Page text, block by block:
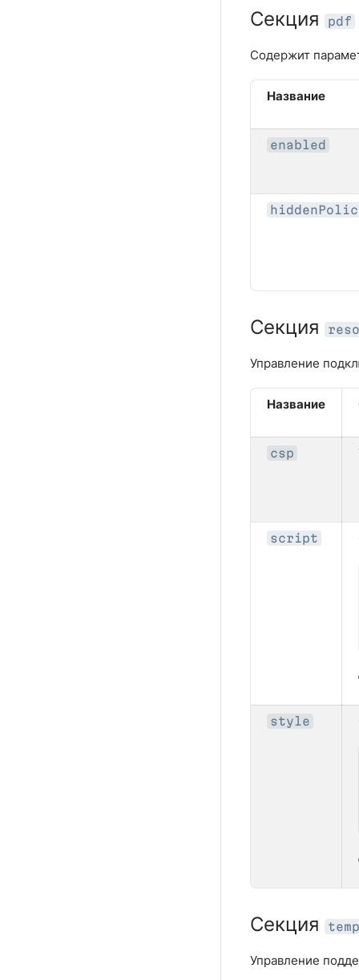
Секция pdf
Содержит
Название
enabled
Секция
Управление
Название
csp
script
style
Секция
Управление